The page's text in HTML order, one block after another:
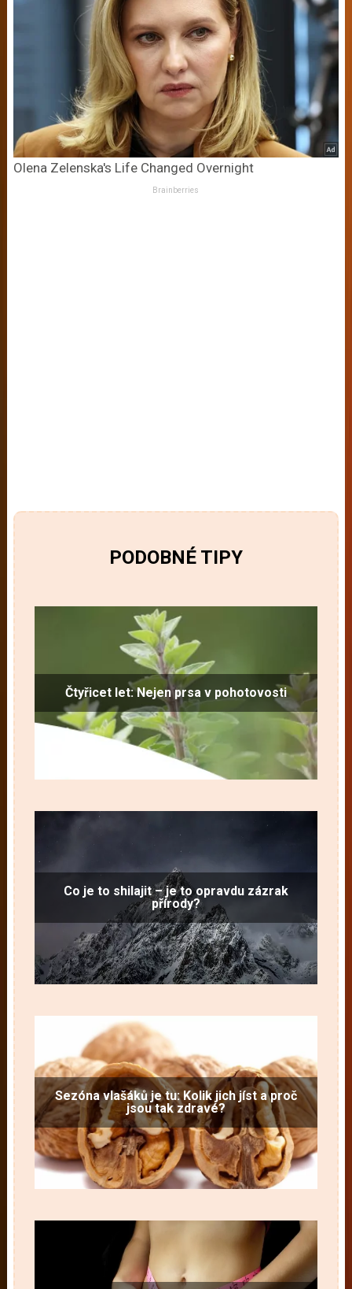
Olena Zelenska's Life Changed Overnight
Brainberries
PODOBNÉ TIPY
Čtyřicet let: Nejen prsa v pohotovosti
Co je to shilajit – je to opravdu zázrak
přírody?
Sezóna vlašáků je tu: Kolik jich jíst a proč
jsou tak zdravé?